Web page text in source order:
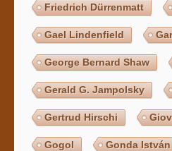
Friedrich Dürrenmatt
Gael Lindenfield
George Bernard Shaw
Gerald G. Jampolsky
Gertrud Hirschi
Gogol Gonda István